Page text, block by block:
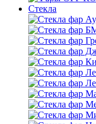
Стекла